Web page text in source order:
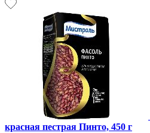
красная пестрая Пинто, 450 г